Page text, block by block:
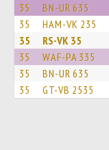
35 BN-UR 635
35 HAM-VK 235
35 RS-VK 35
35 WAF-PA 335
35 BN-UR 635
35 GT-VB 2535